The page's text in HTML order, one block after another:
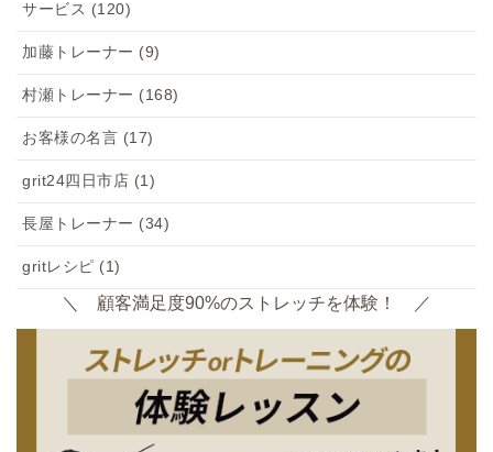
サービス (120)
加藤トレーナー (9)
村瀬トレーナー (168)
お客様の名言 (17)
grit24四日市店 (1)
長屋トレーナー (34)
gritレシピ (1)
＼ 顧客満足度90%のストレッチを体験！ ／